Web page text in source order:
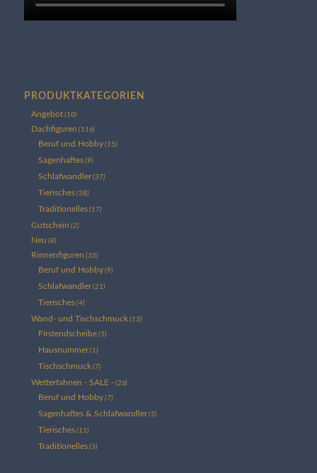
PRODUKTKATEGORIEN
Angebot (10)
Dachfiguren (116)
Beruf und Hobby (15)
Sagenhaftes (9)
Schlafwandler (37)
Tierisches (38)
Traditionelles (17)
Gutschein (2)
Neu (8)
Rinnenfiguren (35)
Beruf und Hobby (9)
Schlafwandler (21)
Tierisches (4)
Wand- und Tischschmuck (13)
Firstendscheibe (5)
Hausnummer (1)
Tischschmuck (7)
Wetterfahnen - SALE - (26)
Beruf und Hobby (7)
Sagenhaftes & Schlafwandler (5)
Tierisches (11)
Traditionelles (3)